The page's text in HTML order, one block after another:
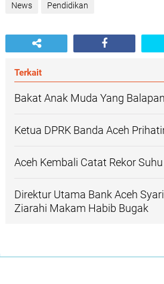
News Pendidikan
Terkait
Bakat Anak Muda Yang
Ketua DPRK Banda Aceh
Aceh Kembali Catat Rekor
Direktur Utama Bank Aceh
Ziarahi Makam Habib Bugak